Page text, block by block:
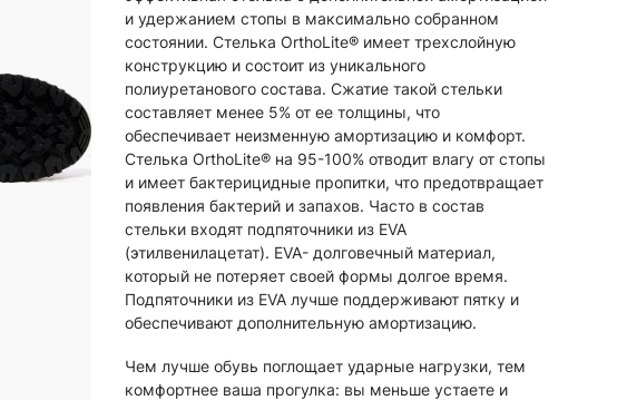
и удержанием стопы в максимально собранном
состоянии. Стелька OrthoLite® имеет трехслойную
конструкцию и состоит из уникального
полиуретанового состава. Сжатие такой стельки
составляет менее 5% от ее толщины, что
обеспечивает неизменную амортизацию и комфорт.
Стелька OrthoLite® на 95-100% отводит влагу от стопы
и имеет бактерицидные пропитки, что предотвращает
появления бактерий и запахов. Часто в состав
стельки входят подпяточники из EVA
(этилвенилацетат). EVA- долговечный материал,
который не потеряет своей формы долгое время.
Подпяточники из EVA лучше поддерживают пятку и
обеспечивают дополнительную амортизацию.
Чем лучше обувь поглощает ударные нагрузки, тем
комфортнее ваша прогулка: вы меньше устаете и